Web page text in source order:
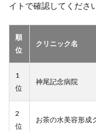
イトで確認してくださ
順
位
クリニック名
1
位
神尾記念病院
2
位
お茶の水美容形成